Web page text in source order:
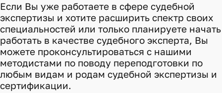
Если Вы уже работаете в сфере судебной
экспертизы и хотите расширить спектр своих
специальностей или только планируете начать
работать в качестве судебного эксперта, Вы
можете проконсультироваться с нашими
методистами по поводу переподготовки по
любым видам и родам судебной экспертизы и
сертификации.